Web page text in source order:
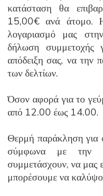
κατάσταση θα
15,00€ ανά άτομο.
λογαριασμό μας
δήλωση συμμετοχής
απόδειξη σας, να την
των δελτίων.
Όσον αφορά για το
από 12.00 έως 14.00.
Θερμή παράκληση για
σύμφωνα με την
συμμετάσχουν, να μας
μπορέσουμε να